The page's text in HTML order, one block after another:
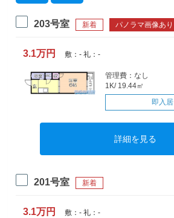
203号室 新着 パノラマ画像あり
3.1万円 敷：- 礼：-
管理費：なし
1K/ 19.44㎡
即入居
詳細を見る
201号室 新着
3.1万円 敷：- 礼：-